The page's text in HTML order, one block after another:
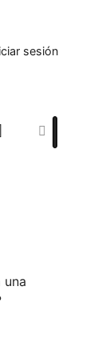
sesión
una